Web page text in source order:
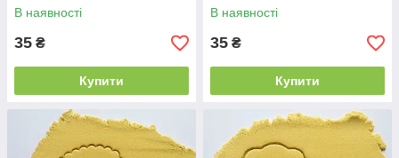
В наявності
35 ₴
Купити
В наявності
35 ₴
Купити